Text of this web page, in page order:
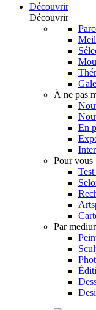
Découvrir
Découvrir
À ne pas
En
Pour vous
Par